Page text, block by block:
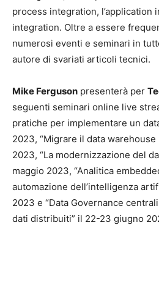
process integration, l’application
integration. Oltre a essere
numerosi eventi e seminari in
autore di svariati articoli tecnici.
Mike Ferguson presenterà per
seguenti seminari online live
pratiche per implementare un
2023, “Migrare il data
2023, “La modernizzazione del
maggio 2023, “Analitica
automazione dell’intelligenza
2023 e “Data Governance
dati distribuiti” il 22-23 giugno